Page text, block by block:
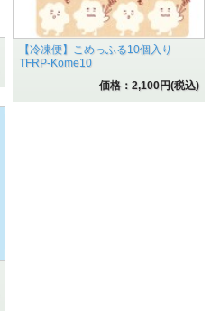
【冷凍便】こめっふる10個入り
TFRP-Kome10
価格：2,100円(税込)